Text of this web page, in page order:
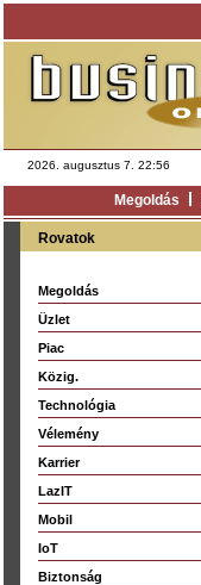
2026. augusztus 7. 22:56
Megoldás
Rovatok
Megoldás
Üzlet
Piac
Közig.
Technológia
Vélemény
Karrier
LazIT
Mobil
IoT
Biztonság